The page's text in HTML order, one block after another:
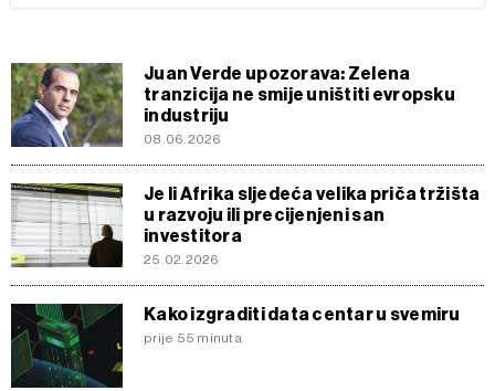
Juan Verde upozorava: Zelena
tranzicija ne smije uništiti evropsku
industriju
08.06.2026
Je li Afrika sljedeća velika priča tržišta
u razvoju ili precijenjeni san
investitora
25.02.2026
Kako izgraditi data centar u svemiru
prije 55 minuta